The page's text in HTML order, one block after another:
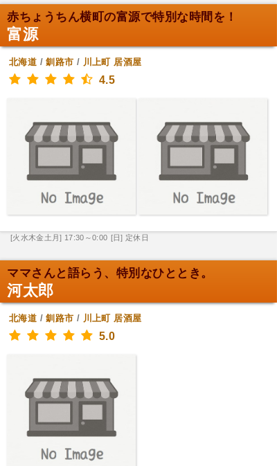
赤ちょうちん横町の富源で特別な時間を！
富源
北海道 /釧路市 / 川上町 居酒屋
4.5
[火水木金土月] 17:30～0:00 [日] 定休日
ママさんと語らう、特別なひととき。
河太郎
北海道 /釧路市 / 川上町 居酒屋
5.0